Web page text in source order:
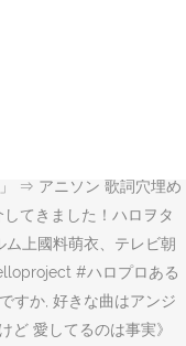
り、やっぱつんくはす
⇒ アニソン 歌詞穴埋め
てきました！ハロヲタ
上國料萌衣、テレビ朝
#ハロプロある
すか, 好きな曲はアンジ
愛してるのは事実》